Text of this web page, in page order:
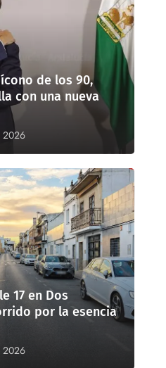
de los 90,
con una nueva
2026
17 en Dos
por la esencia
2026